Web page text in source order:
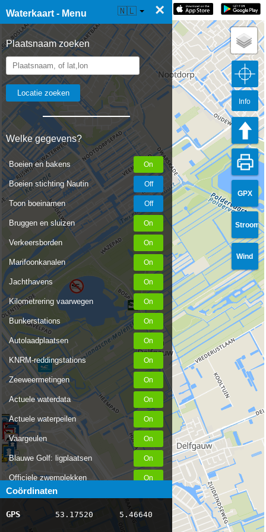
Waterkaart - Menu ×
Plaatsnaam zoeken
Welke gegevens?
Boeien en bakens
Boeien stichting Nautin
Toon boeinamen
Bruggen en sluizen
Verkeersborden
Marifoonkanalen
Jachthavens
Kilometrering vaarwegen
Bunkerstations
Autolaadplaatsen
KNRM-reddingstations
Zeeweermetingen
Actuele waterdata
Actuele waterpeilen
Vaargeulen
Blauwe Golf: ligplaatsen
Officiele zwemplekken
Stremmingen/hinder
AIS scheepsposities
Coördinaten
GPS 53.17520 5.46640
☰ Waterkaart Live 🇳🇱
GPX
Stroom
Wind
Info